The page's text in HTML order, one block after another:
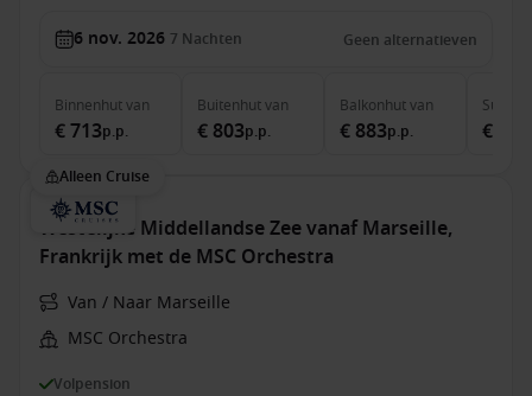
6 nov. 2026 7 Nachten Geen alternatieven
Binnenhutvan
€ 713p.p.
Buitenhutvan
€ 803p.p.
Balkonhutvan
€ 883p.p.
Suite
€
Alleen Cruise
Westelijke Middellandse Zee vanaf Marseille,
Frankrijk met de MSC Orchestra
Van / Naar Marseille
MSC Orchestra
Volpension